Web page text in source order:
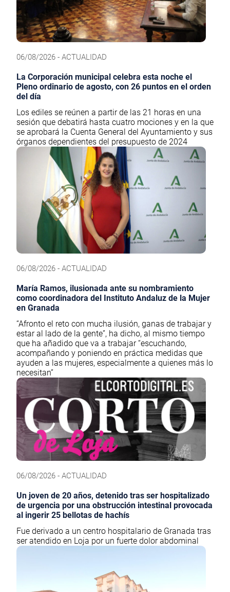
06/08/2026 - ACTUALIDAD
La Corporación municipal celebra esta noche el
Pleno ordinario de agosto, con 26 puntos en el orden
del día
Los ediles se reúnen a partir de las 21 horas en una
sesión que debatirá hasta cuatro mociones y en la que
se aprobará la Cuenta General del Ayuntamiento y sus
órganos dependientes del presupuesto de 2024
06/08/2026 - ACTUALIDAD
María Ramos, ilusionada ante su nombramiento
como coordinadora del Instituto Andaluz de la Mujer
en Granada
“Afronto el reto con mucha ilusión, ganas de trabajar y
estar al lado de la gente”, ha dicho, al mismo tiempo
que ha añadido que va a trabajar “escuchando,
acompañando y poniendo en práctica medidas que
ayuden a las mujeres, especialmente a quienes más lo
necesitan”
06/08/2026 - ACTUALIDAD
Un joven de 20 años, detenido tras ser hospitalizado
de urgencia por una obstrucción intestinal provocada
al ingerir 25 bellotas de hachís
Fue derivado a un centro hospitalario de Granada tras
ser atendido en Loja por un fuerte dolor abdominal